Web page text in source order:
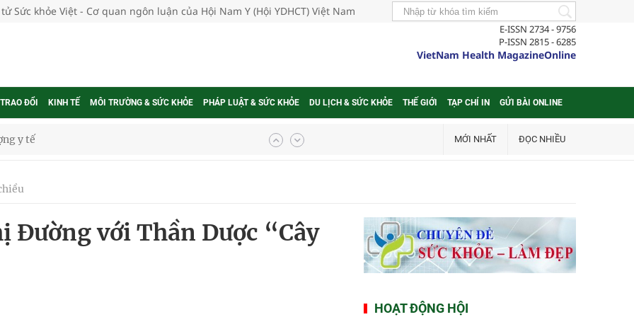
Sức khỏe Việt - Cơ quan ngôn luận của Hội Nam Y (Hội YDHCT) Việt Nam
E-ISSN 2734 - 9756
P-ISSN 2815 - 6285
VietNam Health MagazineOnline
ĐỔI KINH TẾ MÔI TRƯỜNG & SỨC KHỎE PHÁP LUẬT & SỨC KHỎE DU LỊCH & SỨC KHỎE THẾ GIỚI TẠP CHÍ IN GỬI BÀI ONLINE
theo cách ít ai ngờ tới
phụ nữ mỗi năm
thuốc
MỚI NHẤT ĐỌC NHIỀU
Đường với Thần Dược “Cây
HOẠT ĐỘNG HỘI